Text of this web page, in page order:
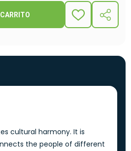
ADD
cultural harmony. It is
the people of different